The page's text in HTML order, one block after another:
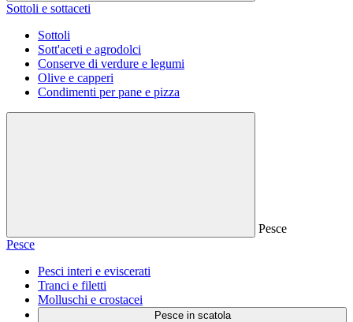
Sottoli e sottaceti
Sottoli
Sott'aceti e agrodolci
Conserve di verdure e legumi
Olive e capperi
Condimenti per pane e pizza
Pesce
Pesce
Pesci interi e eviscerati
Tranci e filetti
Molluschi e crostacei
Pesce in scatola